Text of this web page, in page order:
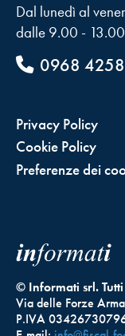
Dal lunedì al
dalle 9.00 -
0968
Privacy Policy
Cookie Policy
Preferenze dei
© Informati srl.
Via delle Forze
P.IVA